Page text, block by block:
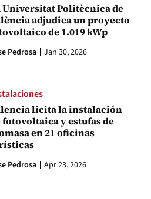
Universitat Politècnica de
adjudica un proyecto
de 1.019 kWp
Pedrosa Jan 30, 2026
licita la instalación
fotovoltaica y estufas de
en 21 oficinas
Pedrosa Apr 23, 2026